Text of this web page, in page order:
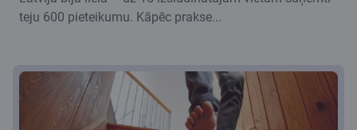
teju 600 pieteikumu. Kāpēc prakse...